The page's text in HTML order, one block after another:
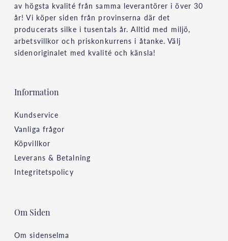
av högsta kvalité från samma leverantörer i över 30
år! Vi köper siden från provinserna där det
producerats silke i tusentals år. Alltid med miljö,
arbetsvillkor och priskonkurrens i åtanke. Välj
sidenoriginalet med kvalité och känsla!
Information
Kundservice
Vanliga frågor
Köpvillkor
Leverans & Betalning
Integritetspolicy
Om Siden
Om sidenselma